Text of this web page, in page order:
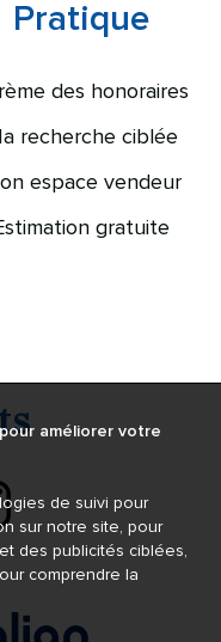
Pratique
des honoraires
recherche ciblée
espace vendeur
gratuite
améliorer votre
de suivi pour
sur notre site, pour
des publicités ciblées,
comprendre la